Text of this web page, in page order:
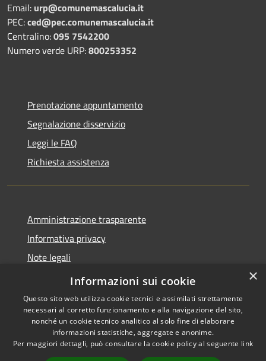
Email: urp@comunemascalucia.it
PEC:ced@pec.comunemascalucia.it
Centralino:095 7542200
Numero verde URP:800253352
Prenotazione appuntamento
Segnalazione disservizio
Leggi le FAQ
Richiesta assistenza
Amministrazione trasparente
Informativa privacy
Note legali
Dichiarazione di accessibilità
Accessibilità
Copyright © 2026 • Comune di
Mascalucia • Powered by
×
Informazioni sui cookie
Questo sito web utilizza cookie tecnici e assimilati strettamente
necessari al corretto funzionamento e alla navigazione del sito,
nonché un cookie tecnico analitico al solo fine di elaborare
informazioni statistiche, aggregate e anonime.
Per maggiori dettagli, può consultare la cookie policy al seguente link